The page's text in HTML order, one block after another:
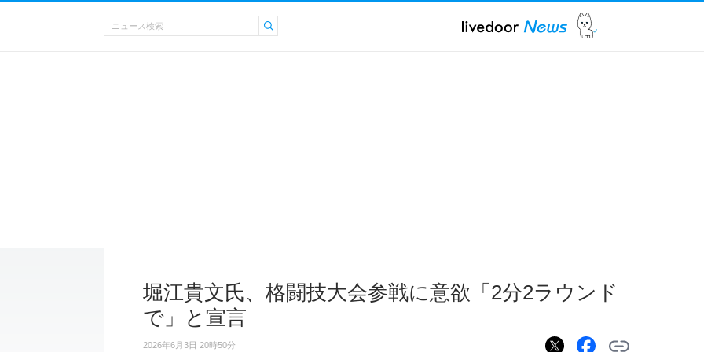
堀江貴文氏、格闘技大会参戦に意欲「2分2ラウンド
で」と宣言
2026年6月3日 20時50分